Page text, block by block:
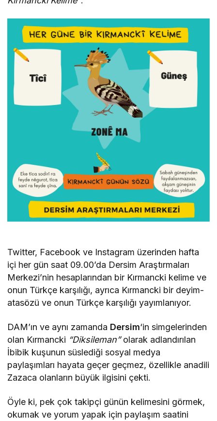
Twitter, Facebook ve Instagram üzerinden hafta
içi her gün saat 09.00’da Dersim Araştırmaları
Merkezi’nin hesaplarından bir Kırmancki kelime ve
onun Türkçe karşılığı, ayrıca Kırmancki bir deyim-
atasözü ve onun Türkçe karşılığı yayımlanıyor.
DAM’ın ve aynı zamanda Dersim‘in simgelerinden
olan Kırmancki “Diksileman”olarak adlandırılan
İbibik kuşunun süslediği sosyal medya
paylaşımları hayata geçer geçmez, özellikle anadili
Zazaca olanların büyük ilgisini çekti.
Öyle ki, pek çok takipçi günün kelimesini görmek,
okumak ve yorum yapak için paylaşım saatini